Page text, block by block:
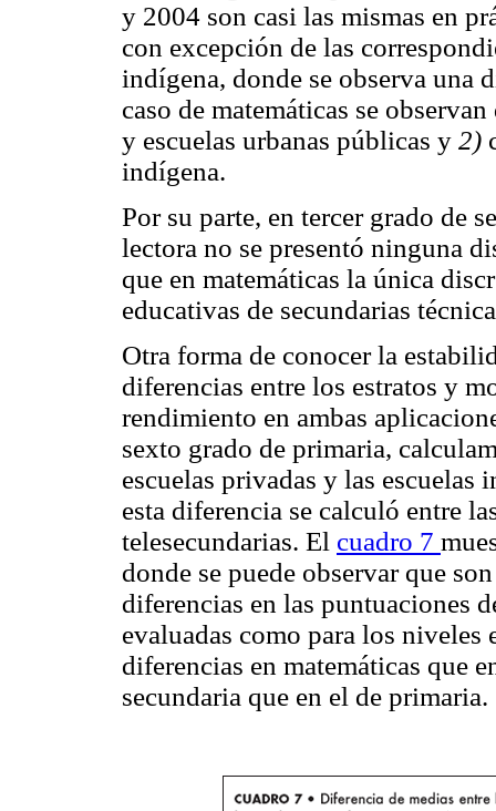
y 2004 son casi las mismas en
con excepción de las
indígena, donde se observa una
caso de matemáticas se
y escuelas urbanas públicas y 2)
indígena.
Por su parte, en tercer grado de
lectora no se presentó ninguna
que en matemáticas la única
educativas de secundarias
Otra forma de conocer la
diferencias entre los estratos y
rendimiento en ambas
sexto grado de primaria,
escuelas privadas y las escuelas
esta diferencia se calculó entre
telesecundarias. El cuadro 7
donde se puede observar que
diferencias en las puntuaciones
evaluadas como para los niveles
diferencias en matemáticas que
secundaria que en el de primaria.